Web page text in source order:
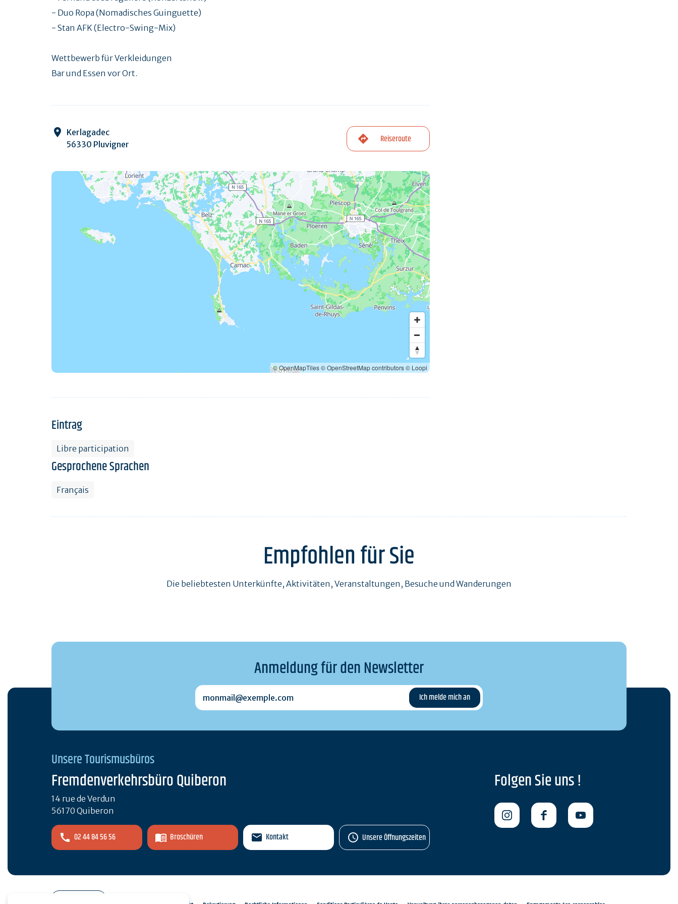
- Duo Ropa (Nomadisches Guinguette)
- Stan AFK (Electro-Swing-Mix)
Wettbewerb für Verkleidungen
Bar und Essen vor Ort.
Kerlagadec
56330 Pluvigner
Reiseroute
© OpenMapTiles© OpenStreetMap contributors© Loopi
Eintrag
Libre participation
Gesprochene Sprachen
Français
Empfohlen für Sie
Die beliebtesten Unterkünfte, Aktivitäten, Veranstaltungen, Besuche und Wanderungen
Anmeldung für den Newsletter
monmail@exemple.com
Unsere Tourismusbüros
Fremdenverkehrsbüro Quiberon
14 rue de Verdun
56170 Quiberon
02 44 84 56 56 Broschüren Kontakt Unsere Öffnungszeiten
Folgen Sie uns !